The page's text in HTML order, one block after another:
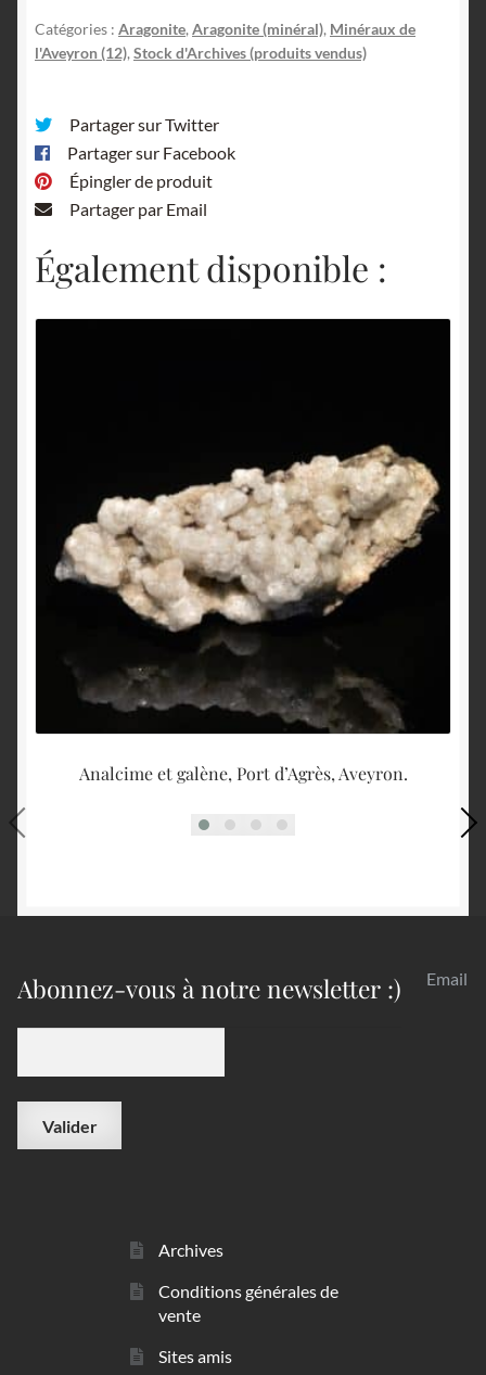
Catégories : Aragonite, Aragonite (minéral), Minéraux de
l'Aveyron (12), Stock d'Archives (produits vendus)
Partager sur Twitter
Partager sur Facebook
Épingler de produit
Partager par Email
Également disponible :
Analcime et galène, Port d’Agrès, Aveyron.
Abonnez-vous à notre newsletter :) Email
Archives
Conditions générales de
vente
Sites amis